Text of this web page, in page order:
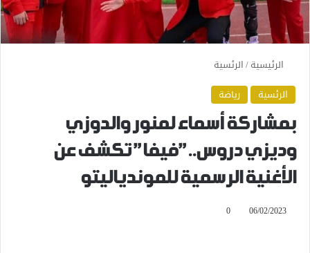
الرئيسية/الرئسية
الرئسية
رياضة
بمشاركة أسماء لمنور والدوزي
وديزي دروس..”فيفا” تكشف عن
الأغنية الرسمية للموندياليتو
06/02/2023
0